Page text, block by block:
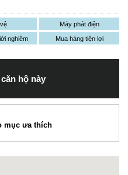
Máy phát điện
nghiêm Mua hàng tiện lợi
hộ này
mục ưa thích